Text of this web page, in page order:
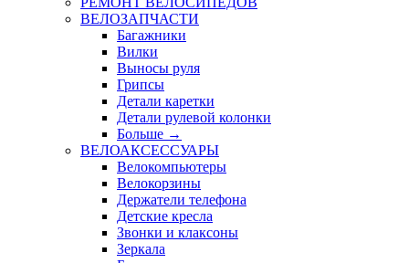
ВЕЛОЗАПЧАСТИ
Багажники
Вилки
Выносы руля
Грипсы
Детали каретки
Детали рулевой колонки
Больше →
ВЕЛОАКСЕССУАРЫ
Велокомпьютеры
Велокорзины
Держатели телефона
Детские кресла
Звонки и клаксоны
Зеркала